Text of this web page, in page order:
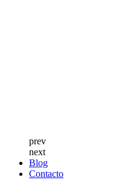
prev
next
Blog
Contacto